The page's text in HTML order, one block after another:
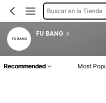
Buscar en la Tienda
FU BANG
Recommended Most